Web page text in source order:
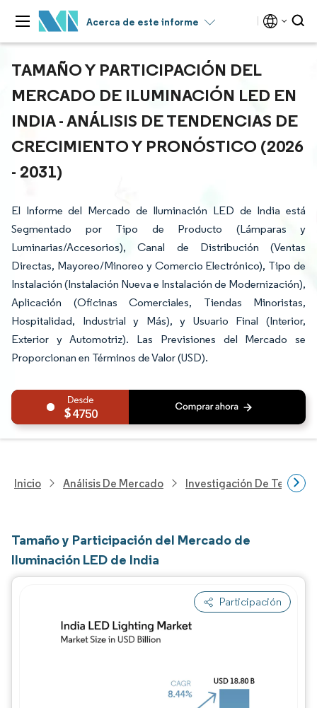
Acerca de este informe
TAMAÑO Y PARTICIPACIÓN DEL
MERCADO DE ILUMINACIÓN LED EN
INDIA - ANÁLISIS DE TENDENCIAS DE
CRECIMIENTO Y PRONÓSTICO (2026
- 2031)
El Informe del Mercado de Iluminación LED de India está
Segmentado por Tipo de Producto (Lámparas y
Luminarias/Accesorios), Canal de Distribución (Ventas
Directas, Mayoreo/Minoreo y Comercio Electrónico), Tipo de
Instalación (Instalación Nueva e Instalación de Modernización),
Aplicación (Oficinas Comerciales, Tiendas Minoristas,
Hospitalidad, Industrial y Más), y Usuario Final (Interior,
Exterior y Automotriz). Las Previsiones del Mercado se
Proporcionan en Términos de Valor (USD).
4750
Inicio Análisis De Mercado Investigación De
Tamaño y Participación del Mercado de
Iluminación LED de India
Participación